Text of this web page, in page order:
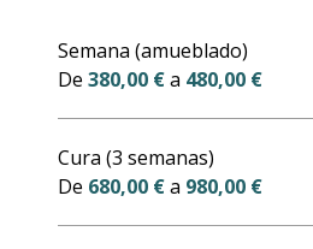
Semana (amueblado)
De 380,00 €a 480,00 €
Cura (3 semanas)
De 680,00 €a 980,00 €